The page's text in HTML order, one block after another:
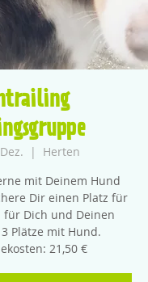
  |
Herten
mit Deinem Hund
Dir einen Platz für
für Dich und Deinen
Plätze mit Hund.
21,50 €